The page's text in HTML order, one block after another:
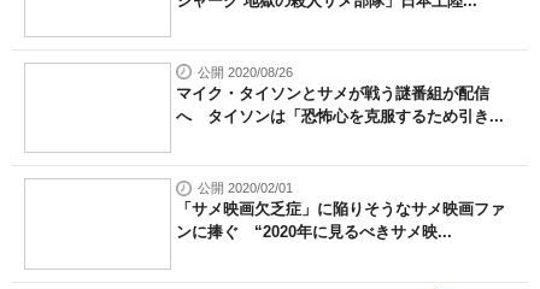
公開 2020/08/26
マイク・タイソンとサメが戦う謎番組が配信
へ タイソンは「恐怖心を克服するため引き...
公開 2020/02/01
「サメ映画欠乏症」に陥りそうなサメ映画ファ
ンに捧ぐ “2020年に見るべきサメ映...